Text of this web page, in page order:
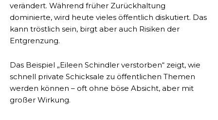
verändert. Während früher Zurückhaltung
dominierte, wird heute vieles öffentlich diskutiert. Das
kann tröstlich sein, birgt aber auch Risiken der
Entgrenzung.
Das Beispiel „Eileen Schindler verstorben“ zeigt, wie
schnell private Schicksale zu öffentlichen Themen
werden können – oft ohne böse Absicht, aber mit
großer Wirkung.